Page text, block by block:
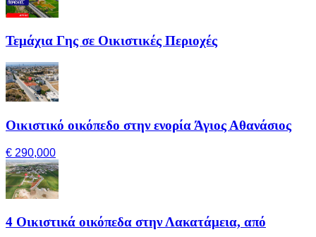
Τεμάχια Γης σε Οικιστικές Περιοχές
Οικιστικό οικόπεδο στην ενορία Άγιος Αθανάσιος
€ 290,000
4 Οικιστικά οικόπεδα στην Λακατάμεια, από